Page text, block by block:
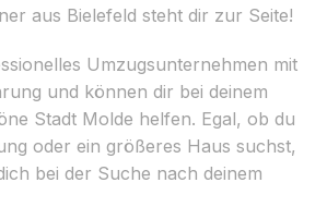
aus Bielefeld steht dir zur Seite!
Umzugsunternehmen mit
und können dir bei deinem
Stadt Molde helfen. Egal, ob du
oder ein größeres Haus suchst,
bei der Suche nach deinem